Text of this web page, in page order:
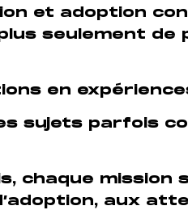
et adoption
plus seulement
en
sujets parfois
chaque
aux